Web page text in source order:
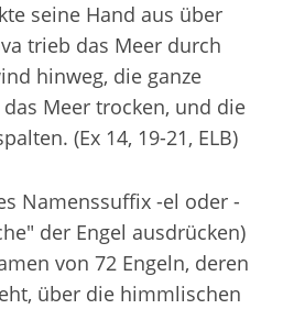
seine Hand aus über
trieb das Meer durch
hinweg, die ganze
Meer trocken, und die
(Ex 14, 19-21, ELB)
Namenssuffix -el oder -
der Engel ausdrücken)
von 72 Engeln, deren
über die himmlischen